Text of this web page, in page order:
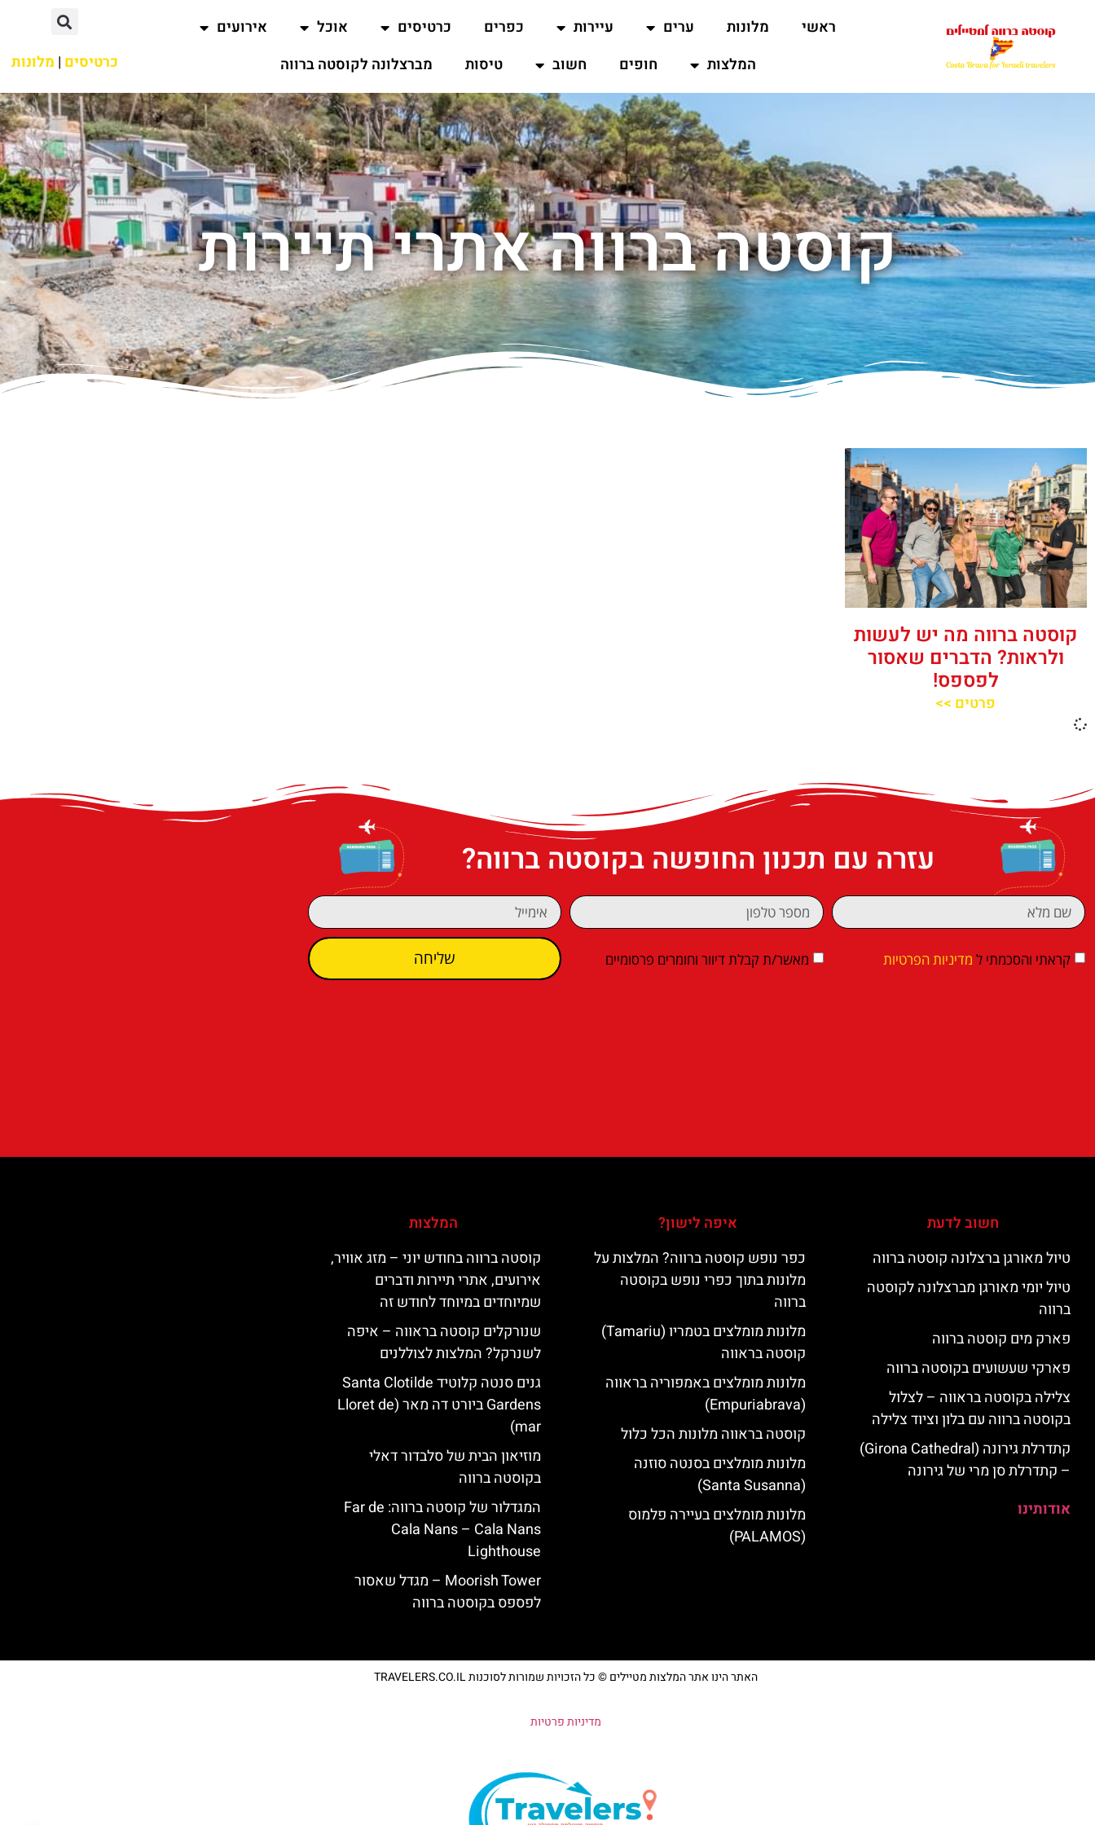
ראשי מלונות ערים עיירות כפרים כרטיסים אוכל
אירועים
המלצות
חופים חשוב טיסות מברצלונה לקוסטה ברווה כרטיסים | מלונות
קוסטה ברווה אתרי תיירות
קוסטה ברווה מה יש לעשות
ולראות? הדברים שאסור
לפספס!
פרטים >>
עזרה עם תכנון החופשה בקוסטה ברווה?
קראתי והסכמתי ל מדיניות הפרטיות מאשר/ת קבלת דיוור וחומרים פרסומיים שליחה
חשוב לדעת
טיול מאורגן ברצלונה קוסטה ברווה
טיול יומי מאורגן מברצלונה לקוסטה
ברווה
פארק מים קוסטה ברווה
פארקי שעשועים בקוסטה ברווה
צלילה בקוסטה בראווה – לצלול
בקוסטה ברווה עם בלון וציוד צלילה
קתדרלת גירונה (Girona Cathedral)
– קתדרלת סן מרי של גירונה
אודותינו
איפה לישון?
כפר נופש קוסטה ברווה? המלצות על
מלונות בתוך כפרי נופש בקוסטה
ברווה
מלונות מומלצים בטמריו (Tamariu)
קוסטה בראווה
מלונות מומלצים באמפוריה בראווה
(Empuriabrava)
קוסטה בראווה מלונות הכל כלול
מלונות מומלצים בסנטה סוזנה
(Santa Susanna)
מלונות מומלצים בעיירה פלמוס
(PALAMOS)
המלצות
קוסטה ברווה בחודש יוני – מזג אוויר,
אירועים, אתרי תיירות ודברים
שמיוחדים במיוחד לחודש זה
שנורקלים קוסטה בראווה – איפה
לשנרקל? המלצות לצוללנים
גנים סנטה קלוטיד Santa Clotilde
Gardens ביורט דה מאר (Lloret de
mar)
מוזיאון הבית של סלבדור דאלי
בקוסטה ברווה
המגדלור של קוסטה ברווה: ‪‪Far de
Cala Nans – Cala Nans
Lighthouse‬‬
‪‪Moorish Tower‬‬ – מגדל שאסור
לפספס בקוסטה ברווה
האתר הינו אתר המלצות מטיילים © כל הזכויות שמורות לסוכנות TRAVELERS.CO.IL
מדיניות פרטיות